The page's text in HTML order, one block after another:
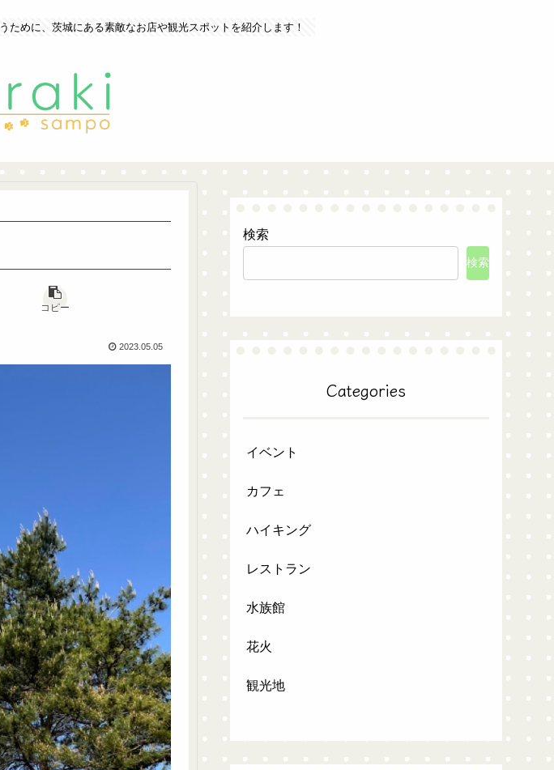
めに、茨城にある素敵なお店や観光スポットを紹介します！
コピー
2023.05.05
検索
検索
Categories
イベント
カフェ
ハイキング
レストラン
水族館
花火
観光地